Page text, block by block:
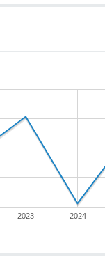
2023 2024